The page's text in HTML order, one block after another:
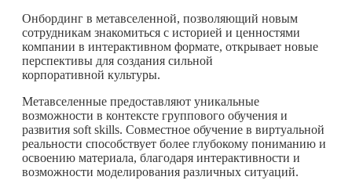
Онбординг в метавселенной, позволяющий новым
сотрудникам знакомиться с историей и ценностями
компании в интерактивном формате, открывает новые
перспективы для создания сильной
корпоративной культуры.
Метавселенные предоставляют уникальные
возможности в контексте группового обучения и
развития soft skills. Совместное обучение в виртуальной
реальности способствует более глубокому пониманию и
освоению материала, благодаря интерактивности и
возможности моделирования различных ситуаций.